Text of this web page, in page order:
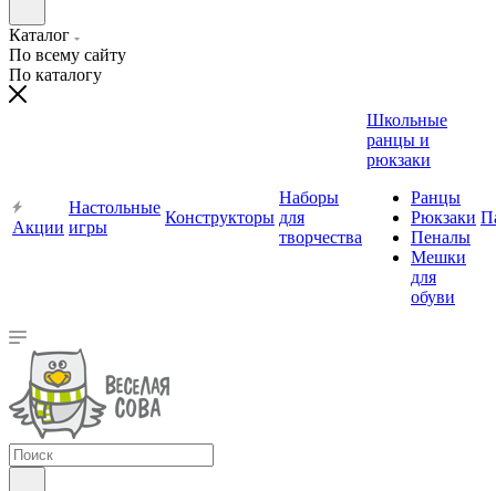
Каталог
По всему сайту
По каталогу
Акции
Настольные
игры
Конструкторы
Наборы
для
творчества
Школьные
ранцы и
рюкзаки
Ранцы
Рюкзаки
Пеналы
Мешки
для
обуви